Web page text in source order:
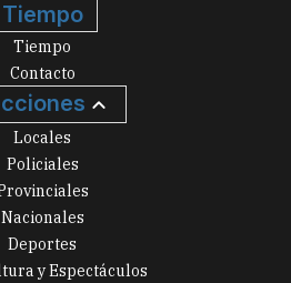
Tiempo
Tiempo
Contacto
Locales
Policiales
Nacionales
Deportes
y Espectáculos